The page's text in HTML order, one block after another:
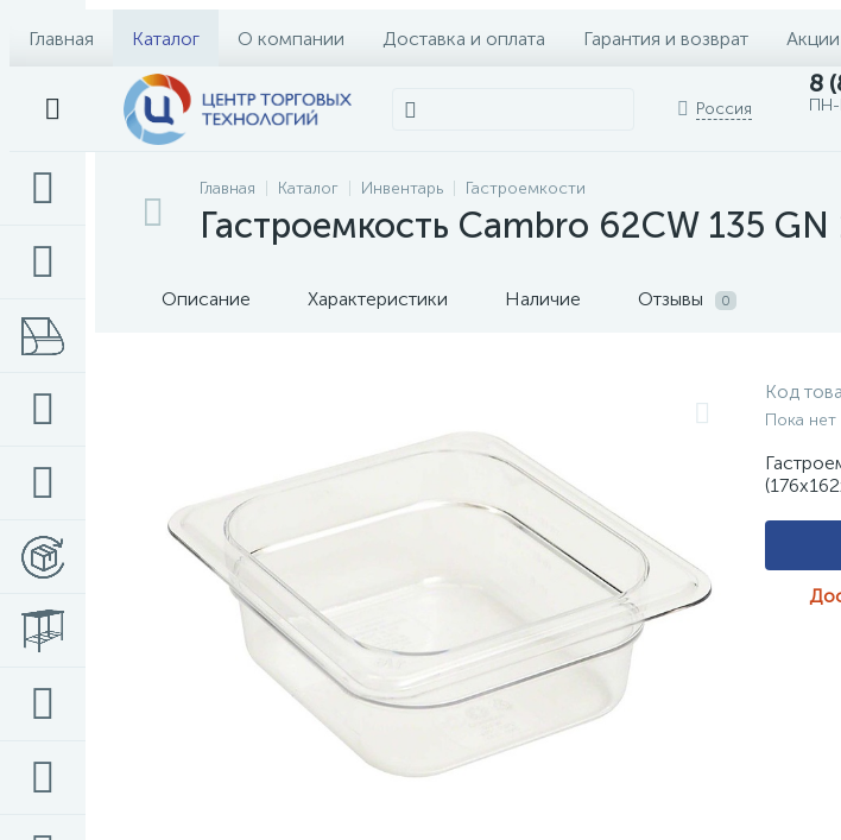
Главная Каталог О компании Доставка и оплата Гарантия и возврат Акции
Россия
8
ПН-
Главная Каталог Инвентарь Гастроемкости
Гастроемкость Cambro 62CW 135
Описание Характеристики Наличие Отзывы 0
Код
Пока нет